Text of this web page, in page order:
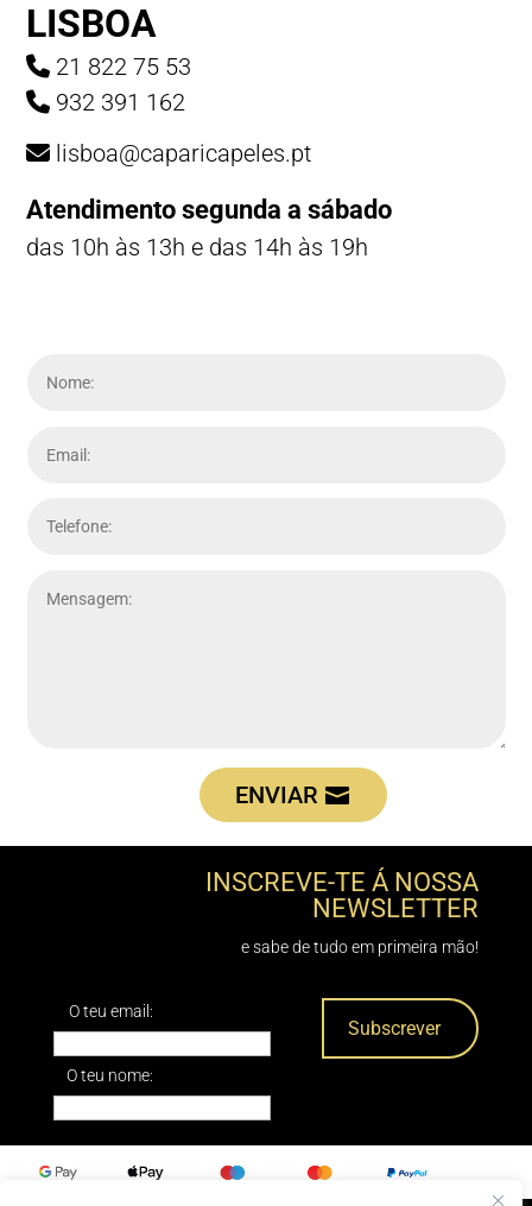
LISBOA
21 822 75 53
932 391 162
lisboa@caparicapeles.pt
Atendimento segunda a sábado
das 10h às 13h e das 14h às 19h
ENVIAR
INSCREVE-TE Á NOSSA
NEWSLETTER
e sabe de tudo em primeira mão!
O teu email:
O teu nome: